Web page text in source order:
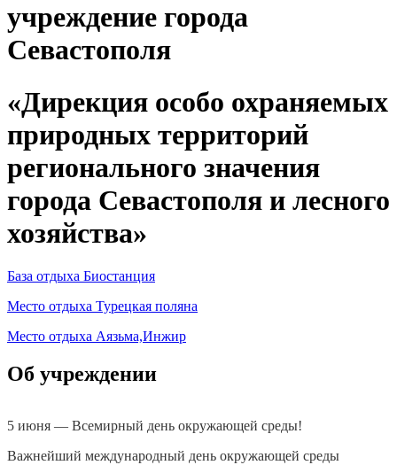
учреждение города
Севастополя
«Дирекция особо охраняемых
природных территорий
регионального значения
города Севастополя и лесного
хозяйства»
База отдыха Биостанция
Место отдыха Турецкая поляна
Место отдыха Аязьма,Инжир
Об учреждении
5 июня — Всемирный день окружающей среды!
Важнейший международный день окружающей среды